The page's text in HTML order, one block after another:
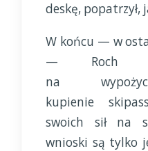
deskę, popatrzył,
W końcu — w
— Roch
na
kupienie
swoich sił na
wnioski są tylko